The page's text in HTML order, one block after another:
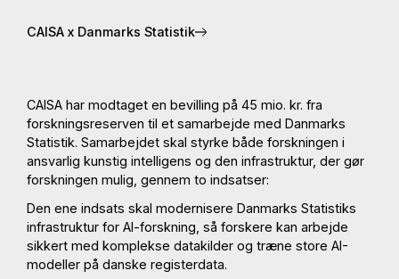
CAISA x Danmarks Statistik
CAISA har modtaget en bevilling på 45 mio. kr. fra
forskningsreserven til et samarbejde med Danmarks
Statistik. Samarbejdet skal styrke både forskningen i
ansvarlig kunstig intelligens og den infrastruktur, der gør
forskningen mulig, gennem to indsatser:
Den ene indsats skal modernisere Danmarks Statistiks
infrastruktur for AI-forskning, så forskere kan arbejde
sikkert med komplekse datakilder og træne store AI-
modeller på danske registerdata.